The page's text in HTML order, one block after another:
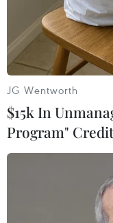
Theo dõi
TIN LIÊN
JG Wentworth
$15k In
Program"